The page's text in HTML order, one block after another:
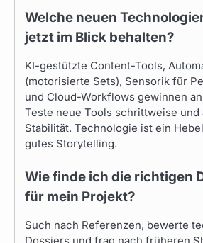
Welche neuen
jetzt im Blick behalten?
KI-gestützte Content-Tools,
(motorisierte Sets), Sensorik für
und Cloud-Workflows gewinnen
Teste neue Tools schrittweise und
Stabilität. Technologie ist ein
gutes Storytelling.
Wie finde ich die richtigen
für mein Projekt?
Such nach Referenzen, bewerte